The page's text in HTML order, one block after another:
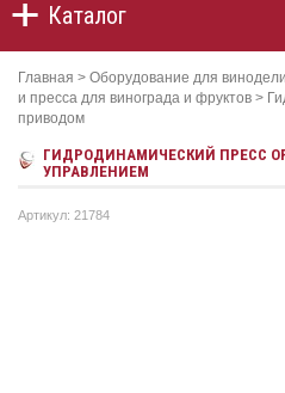
Каталог
Главная > Оборудование для
и пресса для винограда и фруктов >
приводом
ГИДРОДИНАМИЧЕСКИЙ ПРЕСС
УПРАВЛЕНИЕМ
Артикул: 21784